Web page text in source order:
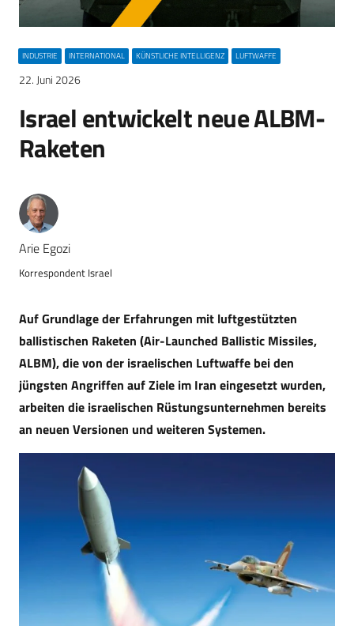
INDUSTRIE INTERNATIONAL KÜNSTLICHE INTELLIGENZ LUFTWAFFE
22. Juni 2026
Israel entwickelt neue ALBM-
Raketen
Arie Egozi
Korrespondent Israel
Auf Grundlage der Erfahrungen mit luftgestützten
ballistischen Raketen (Air-Launched Ballistic Missiles,
ALBM), die von der israelischen Luftwaffe bei den
jüngsten Angriffen auf Ziele im Iran eingesetzt wurden,
arbeiten die israelischen Rüstungsunternehmen bereits
an neuen Versionen und weiteren Systemen.